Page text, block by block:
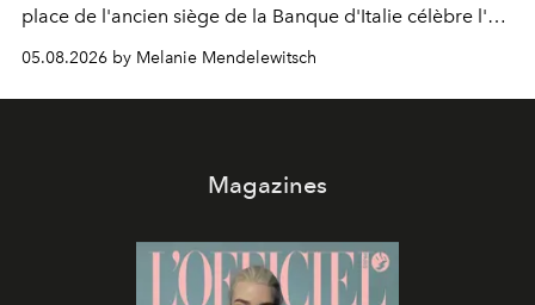
place de l'ancien siège de la Banque d'Italie célèbre l'art
05.08.2026 by Melanie Mendelewitsch
Magazines